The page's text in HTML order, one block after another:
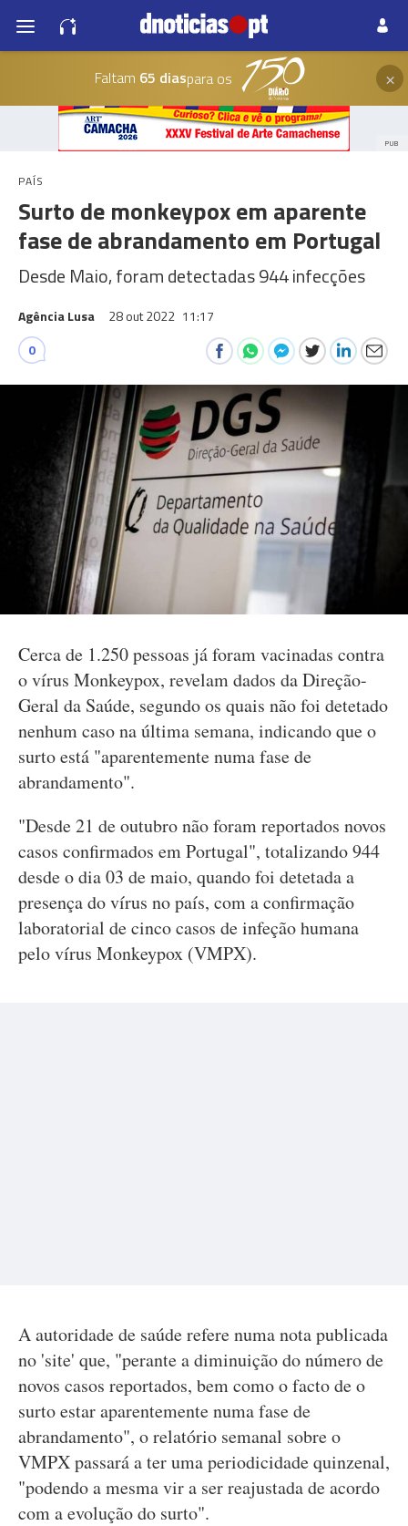
Faltam 65 diaspara os ×
PUB
PAÍS
Surto de monkeypox em aparente
fase de abrandamento em Portugal
Desde Maio, foram detectadas 944 infecções
Agência Lusa 28 out 2022 11:17
0
Cerca de 1.250 pessoas já foram vacinadas contra
o vírus Monkeypox, revelam dados da Direção-
Geral da Saúde, segundo os quais não foi detetado
nenhum caso na última semana, indicando que o
surto está "aparentemente numa fase de
abrandamento".
"Desde 21 de outubro não foram reportados novos
casos confirmados em Portugal", totalizando 944
desde o dia 03 de maio, quando foi detetada a
presença do vírus no país, com a confirmação
laboratorial de cinco casos de infeção humana
pelo vírus Monkeypox (VMPX).
A autoridade de saúde refere numa nota publicada
no 'site' que, "perante a diminuição do número de
novos casos reportados, bem como o facto de o
surto estar aparentemente numa fase de
abrandamento", o relatório semanal sobre o
VMPX passará a ter uma periodicidade quinzenal,
"podendo a mesma vir a ser reajustada de acordo
com a evolução do surto".